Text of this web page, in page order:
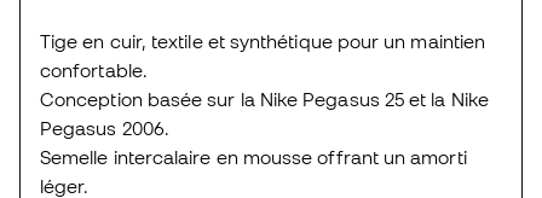
Tige en cuir, textile et synthétique pour un maintien
confortable.
Conception basée sur la Nike Pegasus 25 et la Nike
Pegasus 2006.
Semelle intercalaire en mousse offrant un amorti
léger.